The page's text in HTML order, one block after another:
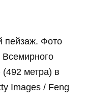
пейзаж. Фото
Всемирного
(492 метра) в
Images / Feng